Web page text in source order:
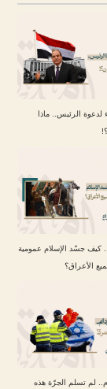
لدعوة الرئيس.. ماذا
كيف جسّد الإسلام عمومية
الأعراق؟
لم تسلم الجرّة هذه